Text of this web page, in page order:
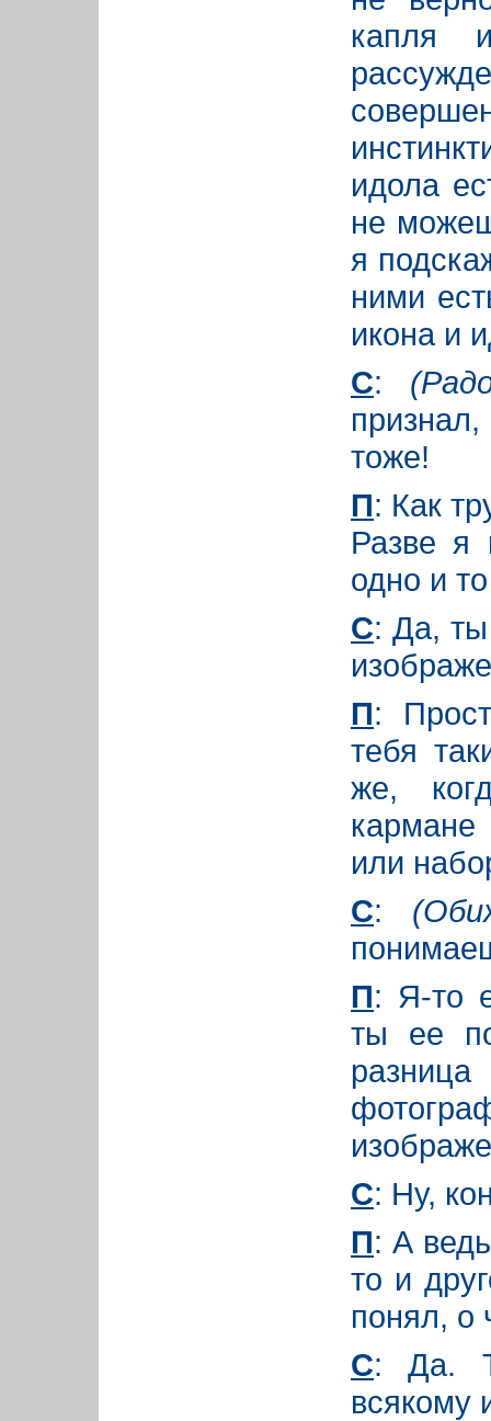
капля
идола
не
я
ними
икона и
С:
тоже!
П: Как
Разве я
одно и
С: Да, ты
П:
тебя
же,
или
С:
П: Я-то
ты ее
С: Ну,
П: А
то и
понял, о
С: Да.
всякому